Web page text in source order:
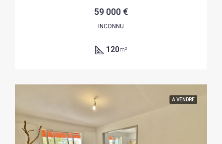
59 000 €
INCONNU
120m²
A VENDRE